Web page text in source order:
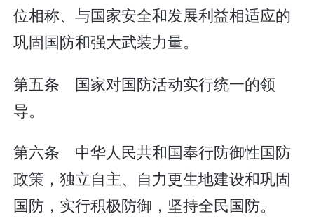
位相称、与国家安全和发展利益相适应的
巩固国防和强大武装力量。
第五条 国家对国防活动实行统一的领
导。
第六条 中华人民共和国奉行防御性国防
政策，独立自主、自力更生地建设和巩固
国防，实行积极防御，坚持全民国防。